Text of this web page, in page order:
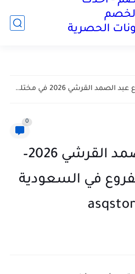
الحصرية
فروع عبد الصمد القرشي 2026 في مختلف أنحاء المملكة العربية...
0
فروع عبد الصمد القرشي 2026–
في السعودية